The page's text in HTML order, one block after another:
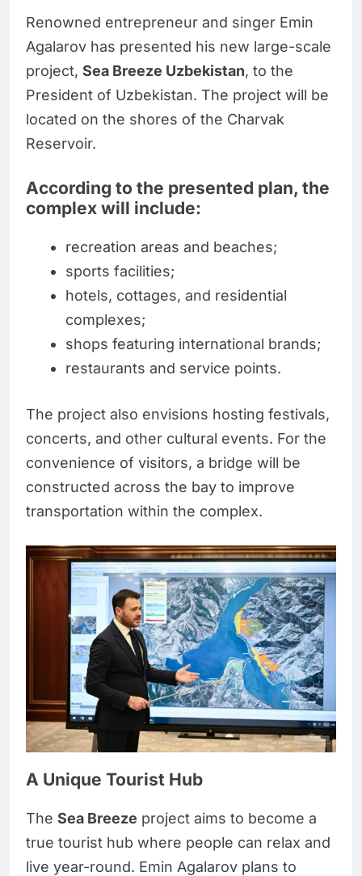
Renowned entrepreneur and singer Emin
Agalarov has presented his new large-scale
project, Sea Breeze Uzbekistan, to the
President of Uzbekistan. The project will be
located on the shores of the Charvak
Reservoir.
According to the presented plan, the
complex will include:
recreation areas and beaches;
sports facilities;
hotels, cottages, and residential
complexes;
shops featuring international brands;
restaurants and service points.
The project also envisions hosting festivals,
concerts, and other cultural events. For the
convenience of visitors, a bridge will be
constructed across the bay to improve
transportation within the complex.
A Unique Tourist Hub
The Sea Breeze project aims to become a
true tourist hub where people can relax and
live year-round. Emin Agalarov plans to